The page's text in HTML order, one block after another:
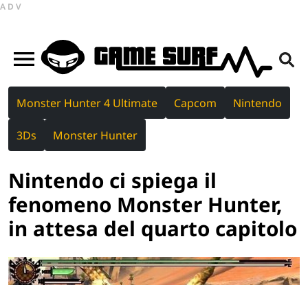
ADV
Monster Hunter 4 Ultimate Capcom Nintendo
3Ds Monster Hunter
Nintendo ci spiega il
fenomeno Monster Hunter,
in attesa del quarto capitolo